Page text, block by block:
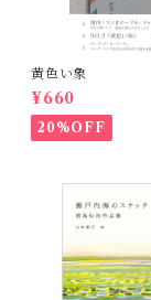
黄色い象
¥660
20%OFF